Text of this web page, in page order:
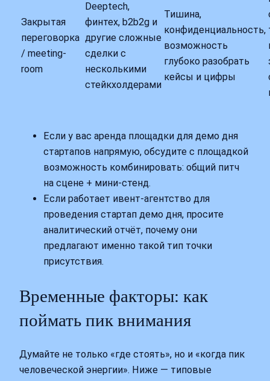
Закрытая
переговорка
/ meeting-
room
Deeptech,
финтех, b2b2g и
другие сложные
сделки с
несколькими
стейкхолдерами
Тишина,
конфиденциальность,
возможность
глубоко разобрать
кейсы и цифры
Если у вас аренда площадки для демо дня
стартапов напрямую, обсудите с площадкой
возможность комбинировать: общий питч
на сцене + мини-стенд.
Если работает ивент-агентство для
проведения стартап демо дня, просите
аналитический отчёт, почему они
предлагают именно такой тип точки
присутствия.
Временные факторы: как
поймать пик внимания
Думайте не только «где стоять», но и «когда пик
человеческой энергии». Ниже — типовые